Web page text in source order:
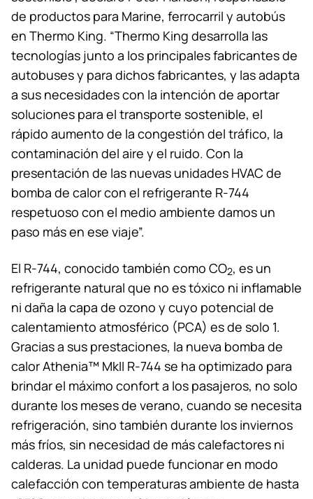
de productos para Marine, ferrocarril y autobús
en Thermo King. “Thermo King desarrolla las
tecnologías junto a los principales fabricantes de
autobuses y para dichos fabricantes, y las adapta
a sus necesidades con la intención de aportar
soluciones para el transporte sostenible, el
rápido aumento de la congestión del tráfico, la
contaminación del aire y el ruido. Con la
presentación de las nuevas unidades HVAC de
bomba de calor con el refrigerante R-744
respetuoso con el medio ambiente damos un
paso más en ese viaje”.
El R-744, conocido también como CO2, es un
refrigerante natural que no es tóxico ni inflamable
ni daña la capa de ozono y cuyo potencial de
calentamiento atmosférico (PCA) es de solo 1.
Gracias a sus prestaciones, la nueva bomba de
calor Athenia™ MkII R-744 se ha optimizado para
brindar el máximo confort a los pasajeros, no solo
durante los meses de verano, cuando se necesita
refrigeración, sino también durante los inviernos
más fríos, sin necesidad de más calefactores ni
calderas. La unidad puede funcionar en modo
calefacción con temperaturas ambiente de hasta